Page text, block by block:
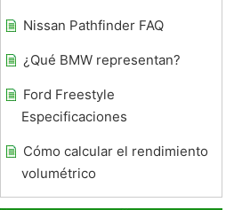
Nissan Pathfinder FAQ
¿Qué BMW representan?
Ford Freestyle
Especificaciones
Cómo calcular el rendimiento
volumétrico